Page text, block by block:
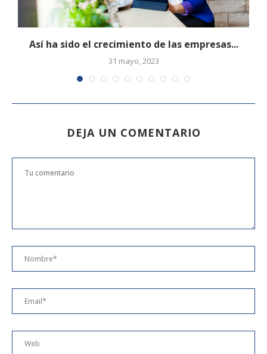
Así ha sido el crecimiento de las empresas...
31 mayo, 2023
DEJA UN COMENTARIO